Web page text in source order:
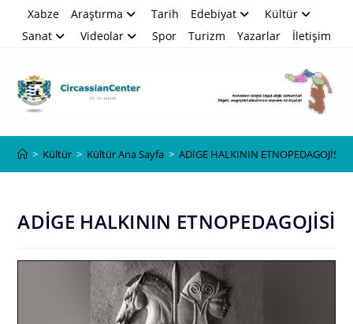
Xabze Araştırma Tarih Edebiyat
Kültür
Sanat
Videolar Spor Turizm Yazarlar İletişim
> Kültür > Kültür Ana Sayfa > ADİGE HALKININ ETNOPEDAGOJİSİ
ADİGE HALKININ ETNOPEDAGOJİSİ